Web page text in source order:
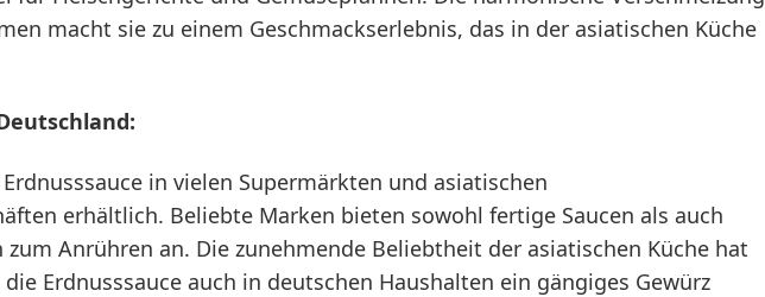
macht sie zu einem Geschmackserlebnis, das in der asiatischen Küche
in vielen Supermärkten und asiatischen
erhältlich. Beliebte Marken bieten sowohl fertige Saucen als auch
zum Anrühren an. Die zunehmende Beliebtheit der asiatischen Küche hat
Erdnusssauce auch in deutschen Haushalten ein gängiges Gewürz